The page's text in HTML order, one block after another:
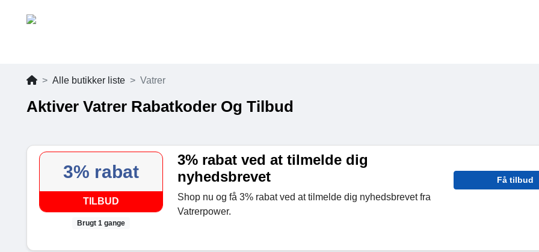
Alle butikker liste Vatrer
Aktiver Vatrer Rabatkoder Og Tilbud
3% rabat
TILBUD
Brugt 1 gange
3% rabat ved at tilmelde dig
nyhedsbrevet
Shop nu og få 3% rabat ved at tilmelde dig nyhedsbrevet fra
Vatrerpower.
Få tilbud